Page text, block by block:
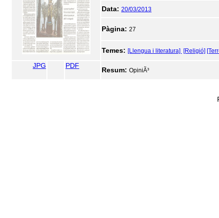
Data: 20/03/2013
Pàgina: 27
Temes: [Llengua i literatura] [Religió]
JPG PDF
Resum: OpiniÃ³